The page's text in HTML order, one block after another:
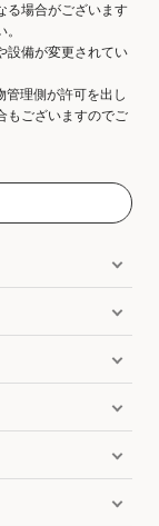
る場合がございます
設備が変更されてい
理側が許可を出し
もございますのでご